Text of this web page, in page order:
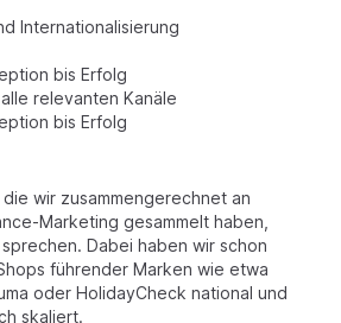
Internationalisierung
bis Erfolg
relevanten Kanäle
bis Erfolg
wir zusammengerechnet an
Marketing gesammelt haben,
Dabei haben wir schon
führender Marken wie etwa
oder HolidayCheck national und
skaliert.